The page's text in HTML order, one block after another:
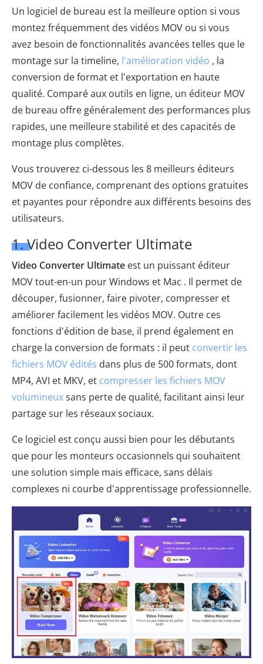
Un logiciel de bureau est la meilleure option si vous
montez fréquemment des vidéos MOV ou si vous
avez besoin de fonctionnalités avancées telles que le
montage sur la timeline, l'amélioration vidéo , la
conversion de format et l'exportation en haute
qualité. Comparé aux outils en ligne, un éditeur MOV
de bureau offre généralement des performances plus
rapides, une meilleure stabilité et des capacités de
montage plus complètes.
Vous trouverez ci-dessous les 8 meilleurs éditeurs
MOV de confiance, comprenant des options gratuites
et payantes pour répondre aux différents besoins des
utilisateurs.
1. Video Converter Ultimate
Video Converter Ultimate est un puissant éditeur
MOV tout-en-un pour Windows et Mac . Il permet de
découper, fusionner, faire pivoter, compresser et
améliorer facilement les vidéos MOV. Outre ces
fonctions d'édition de base, il prend également en
charge la conversion de formats : il peut convertir les
fichiers MOV édités dans plus de 500 formats, dont
MP4, AVI et MKV, et compresser les fichiers MOV
volumineuxsans perte de qualité, facilitant ainsi leur
partage sur les réseaux sociaux.
Ce logiciel est conçu aussi bien pour les débutants
que pour les monteurs occasionnels qui souhaitent
une solution simple mais efficace, sans délais
complexes ni courbe d'apprentissage professionnelle.